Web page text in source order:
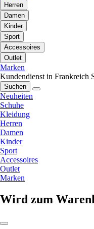
Herren
Damen
Kinder
Sport
Accessoires
Outlet
Marken
Kundendienst in Frankreich
Suchen
Neuheiten
Schuhe
Kleidung
Herren
Damen
Kinder
Sport
Accessoires
Outlet
Marken
Wird zum